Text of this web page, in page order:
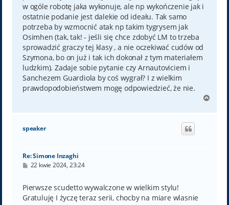
w ogóle robotę jaka wykonuje, ale np wykończenie jak i
ostatnie podanie jest dalekie od ideału. Tak samo
potrzeba by wzmocnić atak np takim tygrysem jak
Osimhen (tak, tak! - jeśli się chce zdobyć LM to trzeba
sprowadzić graczy tej klasy , a nie oczekiwać cudów od
Szymona, bo on już i tak ich dokonał z tym materiałem
ludzkim). Zadaje sobie pytanie czy Arnautoviciem i
Sanchezem Guardiola by coś wygrał? I z wielkim
prawdopodobieństwem mogę odpowiedzieć, że nie.
g
speaker
Re: Simone Inzaghi
P
t
22 kwie 2024, 23:24
Pierwsze scudetto wywalczone w wielkim stylu!
Gratuluję I życzę teraz serii, chocby na miare wlasnie